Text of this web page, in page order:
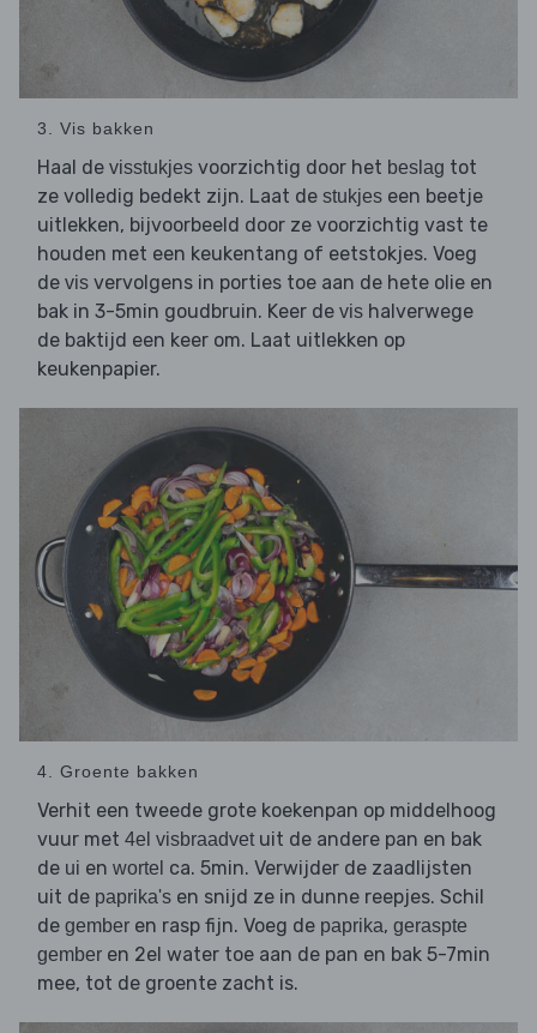
3. Vis bakken
Haal de visstukjes voorzichtig door het beslag tot
ze volledig bedekt zijn. Laat de stukjes een beetje
uitlekken, bijvoorbeeld door ze voorzichtig vast te
houden met een keukentang of eetstokjes. Voeg
de vis vervolgens in porties toe aan de hete olie en
bak in 3-5min goudbruin. Keer de vis halverwege
de baktijd een keer om. Laat uitlekken op
keukenpapier.
4. Groente bakken
Verhit een tweede grote koekenpan op middelhoog
vuur met 4el visbraadvet uit de andere pan en bak
de ui en wortel ca. 5min. Verwijder de zaadlijsten
uit de paprika's en snijd ze in dunne reepjes. Schil
de gember en rasp fijn. Voeg de paprika, geraspte
gember en 2el water toe aan de pan en bak 5-7min
mee, tot de groente zacht is.